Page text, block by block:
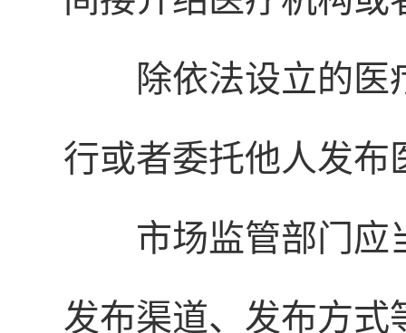
除依法设立的
行或者委托他人发布
市场监管部门应
发布渠道、发布方式